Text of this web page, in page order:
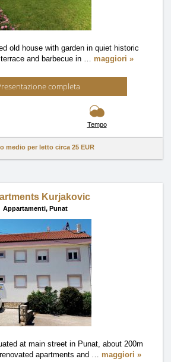
old house with garden in quiet historic
and barbecue in … maggiori »
completa
Tempo
medio per letto circa 25 EUR
Kurjakovic
Appartamenti, Punat
at main street in Punat, about 200m
apartments and … maggiori »